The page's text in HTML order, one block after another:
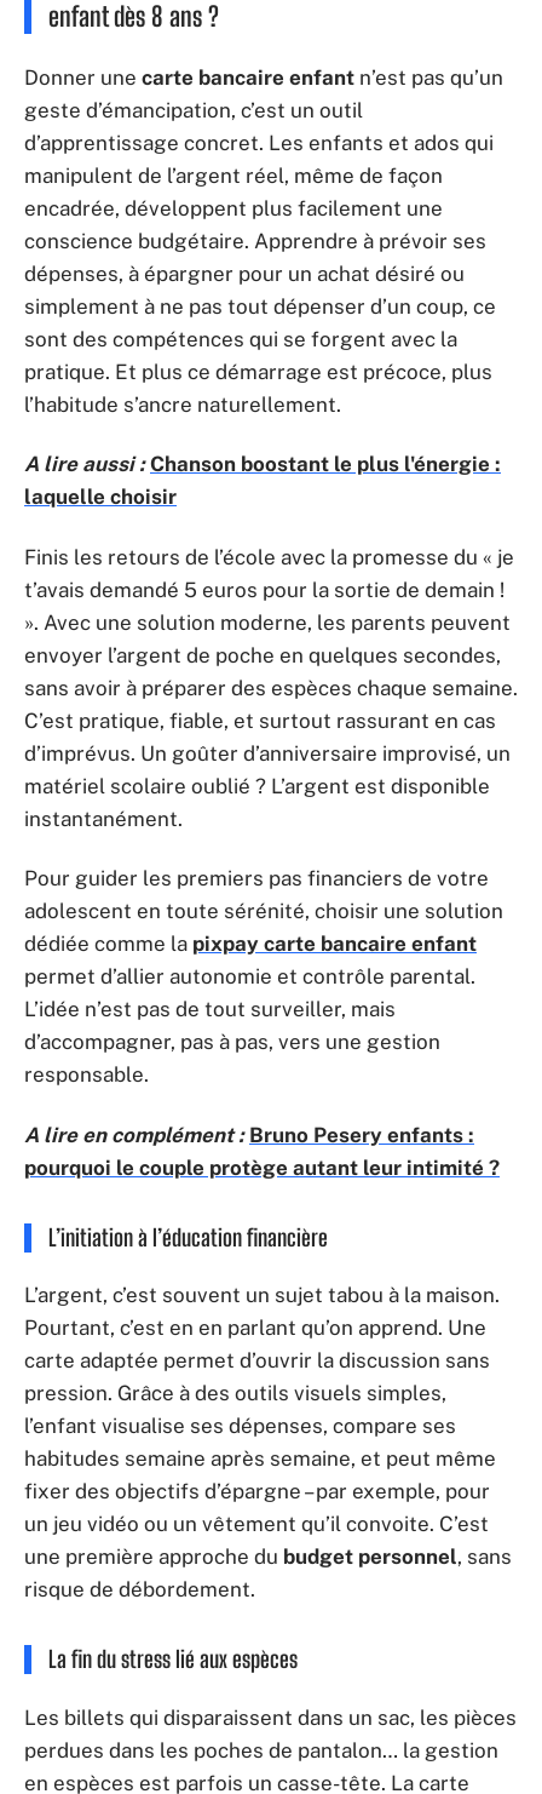
enfant dès 8 ans ?
Donner une carte bancaire enfant n’est pas qu’un
geste d’émancipation, c’est un outil
d’apprentissage concret. Les enfants et ados qui
manipulent de l’argent réel, même de façon
encadrée, développent plus facilement une
conscience budgétaire. Apprendre à prévoir ses
dépenses, à épargner pour un achat désiré ou
simplement à ne pas tout dépenser d’un coup, ce
sont des compétences qui se forgent avec la
pratique. Et plus ce démarrage est précoce, plus
l’habitude s’ancre naturellement.
A lire aussi : Chanson boostant le plus l'énergie :
laquelle choisir
Finis les retours de l’école avec la promesse du « je
t’avais demandé 5 euros pour la sortie de demain !
». Avec une solution moderne, les parents peuvent
envoyer l’argent de poche en quelques secondes,
sans avoir à préparer des espèces chaque semaine.
C’est pratique, fiable, et surtout rassurant en cas
d’imprévus. Un goûter d’anniversaire improvisé, un
matériel scolaire oublié ? L’argent est disponible
instantanément.
Pour guider les premiers pas financiers de votre
adolescent en toute sérénité, choisir une solution
dédiée comme la pixpay carte bancaire enfant
permet d’allier autonomie et contrôle parental.
L’idée n’est pas de tout surveiller, mais
d’accompagner, pas à pas, vers une gestion
responsable.
A lire en complément : Bruno Pesery enfants :
pourquoi le couple protège autant leur intimité ?
L’initiation à l’éducation financière
L’argent, c’est souvent un sujet tabou à la maison.
Pourtant, c’est en en parlant qu’on apprend. Une
carte adaptée permet d’ouvrir la discussion sans
pression. Grâce à des outils visuels simples,
l’enfant visualise ses dépenses, compare ses
habitudes semaine après semaine, et peut même
fixer des objectifs d’épargne – par exemple, pour
un jeu vidéo ou un vêtement qu’il convoite. C’est
une première approche du budget personnel, sans
risque de débordement.
La fin du stress lié aux espèces
Les billets qui disparaissent dans un sac, les pièces
perdues dans les poches de pantalon… la gestion
en espèces est parfois un casse-tête. La carte